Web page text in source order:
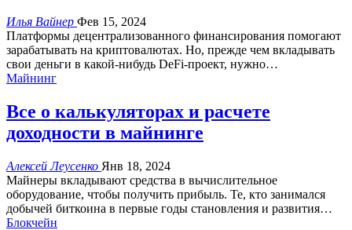
Илья Вайнер Фев 15, 2024
Платформы децентрализованного финансирования помогают
зарабатывать на криптовалютах. Но, прежде чем вкладывать
свои деньги в какой-нибудь DeFi-проект, нужно…
Майнинг
Все о калькуляторах и расчете
доходности в майнинге
Алексей Леусенко Янв 18, 2024
Майнеры вкладывают средства в вычислительное
оборудование, чтобы получить прибыль. Те, кто занимался
добычей биткоина в первые годы становления и развития…
Блокчейн